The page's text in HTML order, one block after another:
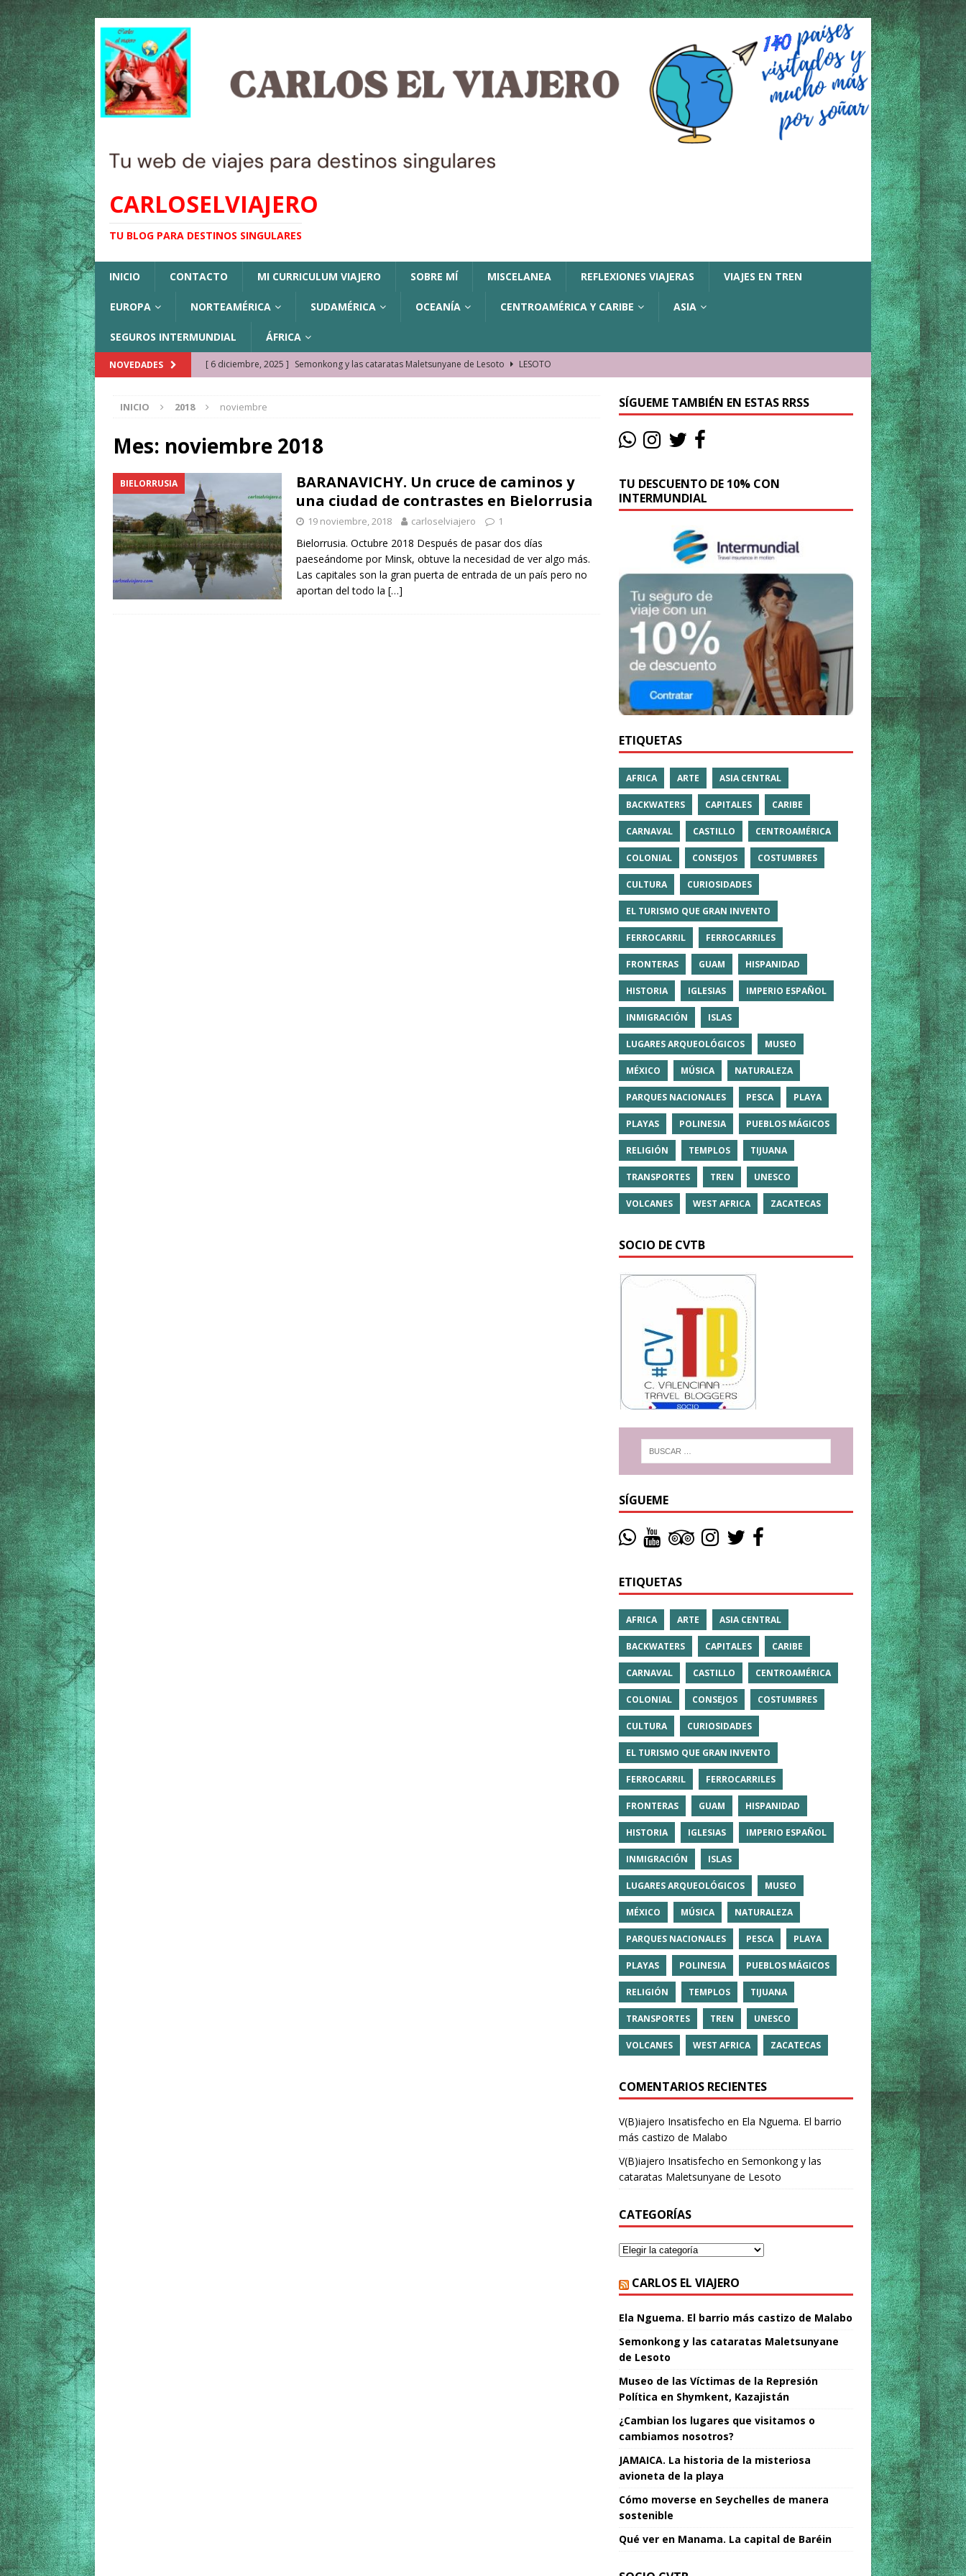
CARLOSELVIAJERO
TU BLOG PARA DESTINOS SINGULARES
INICIO CONTACTO MI CURRICULUM VIAJERO SOBRE MÍ MISCELANEA REFLEXIONES VIAJERAS VIAJES EN TREN
EUROPA NORTEAMÉRICA SUDAMÉRICA OCEANÍA CENTROAMÉRICA Y CARIBE ASIA
SEGUROS INTERMUNDIAL ÁFRICA
NOVEDADES [ 6 diciembre, 2025 ] Semonkong y las cataratas Maletsunyane de Lesoto
LESOTO
KAZAJISTÁN
[ 22 noviembre, 2025 ] ¿Cambian los lugares que visitamos o cambiamos nosotros?
JAMAICA. La historia de la misteriosa avioneta de la playa
JAMAICA
[ 27 septiembre, 2025 ]
[ 3 agosto, 2025 ]
[ 15 marzo, 2026 ]
Ela Nguema. El barrio más castizo de Malabo GUINEA ECUATORIAL
INICIO 2018 noviembre
Mes: noviembre 2018
BIELORRUSIA
BARANAVICHY. Un cruce de caminos y
una ciudad de contrastes en Bielorrusia
19 noviembre, 2018 carloselviajero 1
Bielorrusia. Octubre 2018 Después de pasar dos días
paeseándome por Minsk, obtuve la necesidad de ver algo más.
Las capitales son la gran puerta de entrada de un país pero no
aportan del todo la […]
SÍGUEME TAMBIÉN EN ESTAS RRSS
TU DESCUENTO DE 10% CON
INTERMUNDIAL
ETIQUETAS
AFRICA ARTE ASIA CENTRAL
BACKWATERS CAPITALES CARIBE
CARNAVAL CASTILLO CENTROAMÉRICA
COLONIAL CONSEJOS COSTUMBRES
CULTURA CURIOSIDADES
EL TURISMO QUE GRAN INVENTO
FERROCARRIL FERROCARRILES
FRONTERAS GUAM HISPANIDAD
HISTORIA IGLESIAS IMPERIO ESPAÑOL
INMIGRACIÓN ISLAS
LUGARES ARQUEOLÓGICOS MUSEO
MÉXICO MÚSICA NATURALEZA
PARQUES NACIONALES PESCA PLAYA
PLAYAS POLINESIA PUEBLOS MÁGICOS
RELIGIÓN TEMPLOS TIJUANA
TRANSPORTES TREN UNESCO
VOLCANES WEST AFRICA ZACATECAS
SOCIO DE CVTB
SÍGUEME
ETIQUETAS
AFRICA ARTE ASIA CENTRAL
BACKWATERS CAPITALES CARIBE
CARNAVAL CASTILLO CENTROAMÉRICA
COLONIAL CONSEJOS COSTUMBRES
CULTURA CURIOSIDADES
EL TURISMO QUE GRAN INVENTO
FERROCARRIL FERROCARRILES
FRONTERAS GUAM HISPANIDAD
HISTORIA IGLESIAS IMPERIO ESPAÑOL
INMIGRACIÓN ISLAS
LUGARES ARQUEOLÓGICOS MUSEO
MÉXICO MÚSICA NATURALEZA
PARQUES NACIONALES PESCA PLAYA
PLAYAS POLINESIA PUEBLOS MÁGICOS
RELIGIÓN TEMPLOS TIJUANA
TRANSPORTES TREN UNESCO
VOLCANES WEST AFRICA ZACATECAS
COMENTARIOS RECIENTES
V(B)iajero Insatisfecho en Ela Nguema. El barrio
más castizo de Malabo
V(B)iajero Insatisfecho en Semonkong y las
cataratas Maletsunyane de Lesoto
CATEGORÍAS
CARLOS EL VIAJERO
Ela Nguema. El barrio más castizo de Malabo
Semonkong y las cataratas Maletsunyane
de Lesoto
Museo de las Víctimas de la Represión
Política en Shymkent, Kazajistán
¿Cambian los lugares que visitamos o
cambiamos nosotros?
JAMAICA. La historia de la misteriosa
avioneta de la playa
Cómo moverse en Seychelles de manera
sostenible
Qué ver en Manama. La capital de Baréin